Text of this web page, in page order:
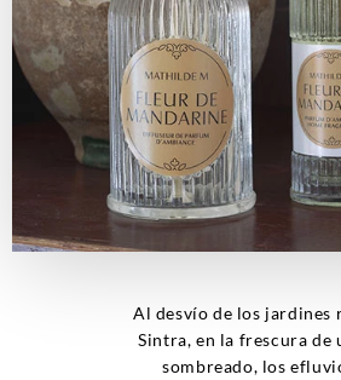
Al desvío de los jardines
Sintra, en la frescura de
sombreado, los